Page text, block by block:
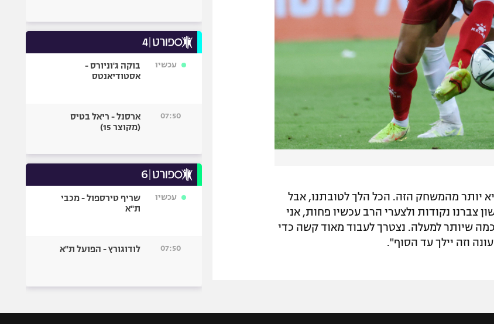
יותר מהמשחק הזה. הכל הלך לטובתנו, אבל
צברנו נקודות ולצערי הרב עכשיו פחות, אני
שיותר למעלה. נצטרך לעבוד מאוד קשה כדי
וזה יילך עד הסוף".
עכשיו
בוקה ג'וניורס -
אסטודיאנטס
07:50
ארסנל - ריאל בטיס
(מקוצר 15)
עכשיו
שריף טירספול - מכבי
ת"א
07:50 לודוגורץ - הפועל ת"א